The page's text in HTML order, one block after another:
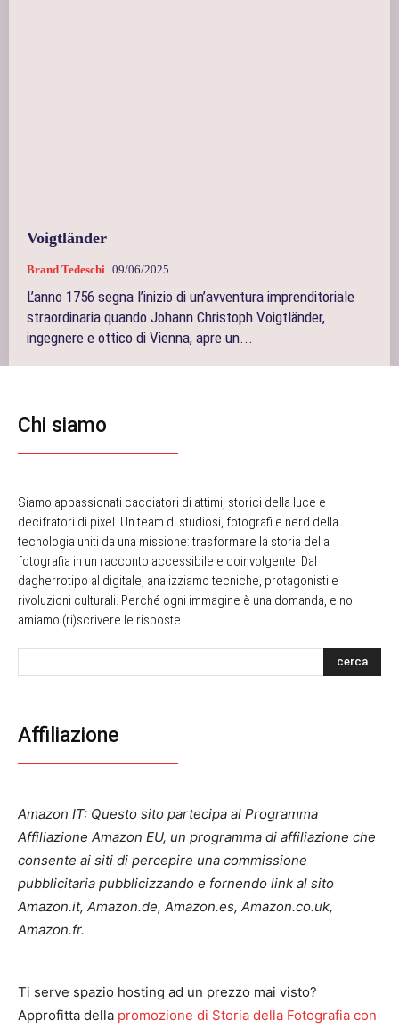
Voigtländer
Brand Tedeschi 09/06/2025
L’anno 1756 segna l’inizio di un’avventura imprenditoriale
straordinaria quando Johann Christoph Voigtländer,
ingegnere e ottico di Vienna, apre un...
Chi siamo
Siamo appassionati cacciatori di attimi, storici della luce e
decifratori di pixel. Un team di studiosi, fotografi e nerd della
tecnologia uniti da una missione: trasformare la storia della
fotografia in un racconto accessibile e coinvolgente. Dal
dagherrotipo al digitale, analizziamo tecniche, protagonisti e
rivoluzioni culturali. Perché ogni immagine è una domanda, e noi
amiamo (ri)scrivere le risposte.
cerca
Affiliazione
Amazon IT: Questo sito partecipa al Programma
Affiliazione Amazon EU, un programma di affiliazione che
consente ai siti di percepire una commissione
pubblicitaria pubblicizzando e fornendo link al sito
Amazon.it, Amazon.de, Amazon.es, Amazon.co.uk,
Amazon.fr.
Ti serve spazio hosting ad un prezzo mai visto?
Approfitta della promozione di Storia della Fotografia con